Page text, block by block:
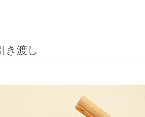
き渡し